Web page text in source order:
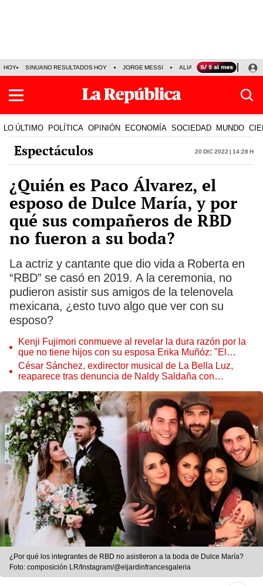
HOY SINUANO RESULTADOS HOY JORGE MESSI ALIANZA LIMA VS SPORT
LO ÚLTIMO POLÍTICA OPINIÓN ECONOMÍA SOCIEDAD MUNDO
Espectáculos 20 Dic 2022 | 14:28 h
¿Quién es Paco Álvarez, el
esposo de Dulce María, y por
qué sus compañeros de RBD
no fueron a su boda?
La actriz y cantante que dio vida a Roberta en
“RBD” se casó en 2019. A la ceremonia, no
pudieron asistir sus amigos de la telenovela
mexicana, ¿esto tuvo algo que ver con su
esposo?
Kenji Fujimori conmueve al revelar la dura razón por la
que no tiene hijos con su esposa Erika Muñóz: "El
proceso judicial"
César Sánchez, exdirector musical de La Bella Luz,
reaparece tras denuncia de Naldy Saldaña con
¿Por qué los integrantes de RBD no asistieron a la boda de Dulce María?
Foto: composición LR/Instagram/@eljardinfrancesgaleria